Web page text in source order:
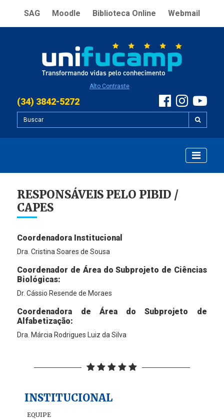
SAG Moodle Biblioteca Online Webmail
Alto Contraste
(34) 3842-5272
RESPONSÁVEIS PELO PIBID /
CAPES
Coordenadora Institucional
Dra. Cristina Soares de Sousa
Coordenador de Área do Subprojeto de Ciências
Biológicas:
Dr. Cássio Resende de Moraes
Coordenadora de Área do Subprojeto de
Alfabetização:
Dra. Márcia Rodrigues Luiz da Silva
INSTITUCIONAL
EQUIPE